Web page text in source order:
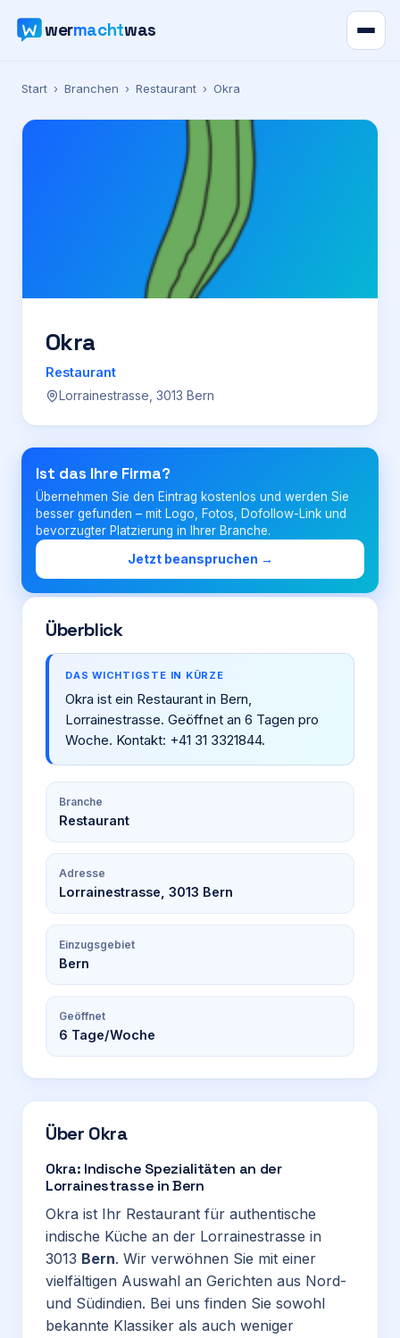
wermachtwas
Verzeichnis
Karte
Preise
Für Firmen
Login
Firma eintragen
Start › Branchen › Restaurant › Okra
Okra
Restaurant
Lorrainestrasse, 3013 Bern
Ist das Ihre Firma?
Übernehmen Sie den Eintrag kostenlos und werden Sie
besser gefunden – mit Logo, Fotos, Dofollow-Link und
bevorzugter Platzierung in Ihrer Branche.
Jetzt beanspruchen →
Überblick
DAS WICHTIGSTE IN KÜRZE
Okra ist ein Restaurant in Bern,
Lorrainestrasse. Geöffnet an 6 Tagen pro
Woche. Kontakt: +41 31 3321844.
Branche
Restaurant
Adresse
Lorrainestrasse, 3013 Bern
Einzugsgebiet
Bern
Geöffnet
6 Tage/Woche
Über Okra
Okra: Indische Spezialitäten an der
Lorrainestrasse in Bern
Okra ist Ihr Restaurant für authentische
indische Küche an der Lorrainestrasse in
3013 Bern. Wir verwöhnen Sie mit einer
vielfältigen Auswahl an Gerichten aus Nord-
und Südindien. Bei uns finden Sie sowohl
bekannte Klassiker als auch weniger